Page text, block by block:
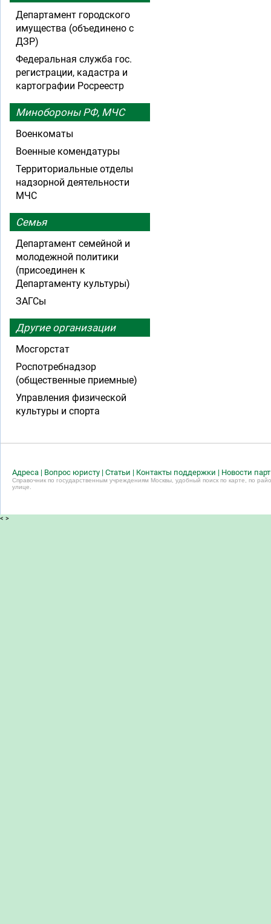
Департамент городского
имущества (объединено с
ДЗР)
Федеральная служба гос.
регистрации, кадастра и
картографии Росреестр
Минобороны РФ, МЧС
Военкоматы
Военные комендатуры
Территориальные отделы
надзорной деятельности
МЧС
Семья
Департамент семейной и
молодежной политики
(присоединен к
Департаменту культуры)
ЗАГСы
Другие организации
Мосгорстат
Роспотребнадзор
(общественные приемные)
Управления физической
культуры и спорта
Адреса | Вопрос юристу | Статьи | Контакты поддержки | Новости
Справочник по государственным учреждениям Москвы, удобный поиск по карте, по
улице.
< >